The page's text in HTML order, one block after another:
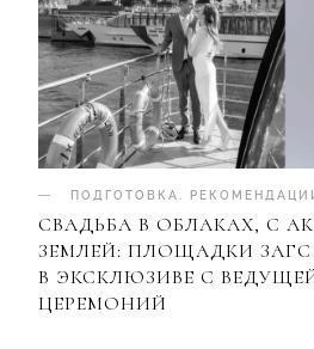
ПОДГОТОВКА
СВАДЬБА В ОБЛАКАХ, С
ЗЕМЛЕЙ: ПЛОЩАДКИ
В ЭКСКЛЮЗИВЕ С
ЦЕРЕМОНИЙ